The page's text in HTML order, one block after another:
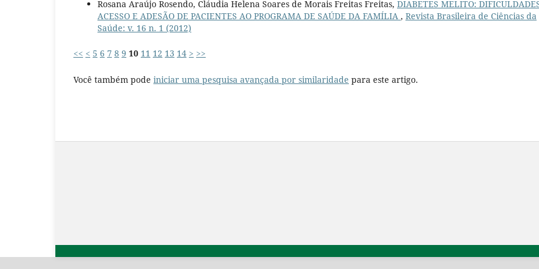
Rosana Araújo Rosendo, Cláudia Helena Soares de Morais Freitas Freitas, DIABETES MELITO:
ACESSO E ADESÃO DE PACIENTES AO PROGRAMA DE SAÚDE DA FAMÍLIA , Revista Brasileira de Ciências da
Saúde: v. 16 n. 1 (2012)
<< < 5 6 7 8 9 10 11 12 13 14 > >>
Você também pode iniciar uma pesquisa avançada por similaridade para este artigo.